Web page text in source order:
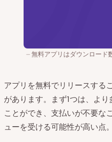
無料アプリはダウンロード
アプリを無料でリリースする
があります。まず1つは、よ
ことができ、支払いが不要な
ューを受ける可能性が高い点。